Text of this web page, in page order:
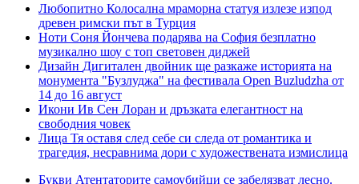
Любопитно Колосална мраморна статуя излезе изпод
древен римски път в Турция
Ноти Соня Йончева подарява на София безплатно
музикално шоу с топ световен диджей
Дизайн Дигитален двойник ще разкаже историята на
монумента "Бузлуджа" на фестивала Open Buzludzha от
14 до 16 август
Икони Ив Сен Лоран и дръзката елегантност на
свободния човек
Лица Тя оставя след себе си следа от романтика и
трагедия, несравнима дори с художествената измислица
Букви Атентаторите самоубийци се забелязват лесно.